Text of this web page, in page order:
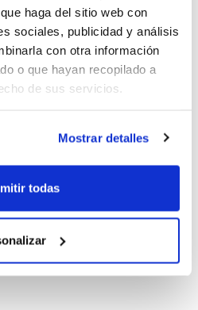
haga del sitio web con
sociales, publicidad y análisis
con otra información
o que hayan recopilado a
de sus servicios.
Mostrar detalles
todas
– Uros de Rivas
de mayo
Viridis – Refitel
Homs – Ucoga Seguros